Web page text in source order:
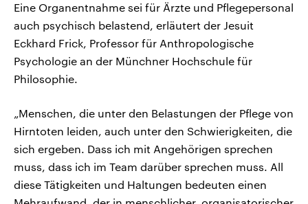
Eine Organentnahme sei für Ärzte und Pflegepersonal
auch psychisch belastend, erläutert der Jesuit
Eckhard Frick, Professor für Anthropologische
Psychologie an der Münchner Hochschule für
Philosophie.
„Menschen, die unter den Belastungen der Pflege von
Hirntoten leiden, auch unter den Schwierigkeiten, die
sich ergeben. Dass ich mit Angehörigen sprechen
muss, dass ich im Team darüber sprechen muss. All
diese Tätigkeiten und Haltungen bedeuten einen